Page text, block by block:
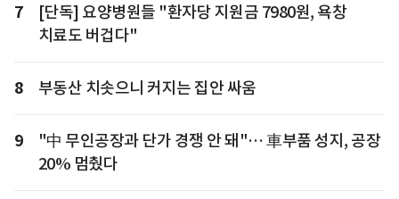
7
[단독] 요양병원들 "환자당 지원금 7980원, 욕창
치료도 버겁다"
8 부동산 치솟으니 커지는 집안 싸움
9
"中 무인공장과 단가 경쟁 안 돼"… 車부품 성지, 공장
20% 멈췄다